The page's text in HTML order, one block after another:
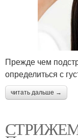
Прежде чем
определиться с
читать дальше →
СТРИЖЕМ